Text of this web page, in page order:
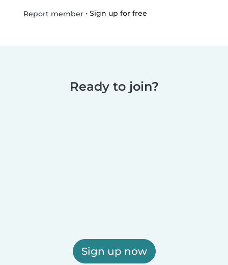
Report member• Sign up for free
Ready to join?
Sign up now